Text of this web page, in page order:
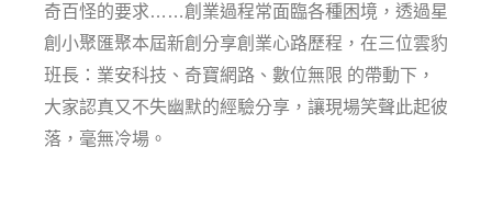
奇百怪的要求……創業過程常面臨各種困境，透過星
創小聚匯聚本屆新創分享創業心路歷程，在三位雲豹
班長：業安科技、奇寶網路、數位無限 的帶動下，
大家認真又不失幽默的經驗分享，讓現場笑聲此起彼
落，毫無冷場。